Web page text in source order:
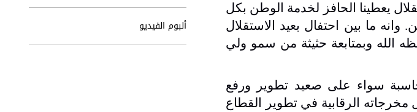
يعطينا الحافز لخدمة الوطن بكل
ما بين احتفال بعيد الاستقلال
الله وبمتابعة حثيثة من سمو ولي
سواء على صعيد تطوير ورفع
الرقابية في تطوير القطاع
ألبوم الفيديو